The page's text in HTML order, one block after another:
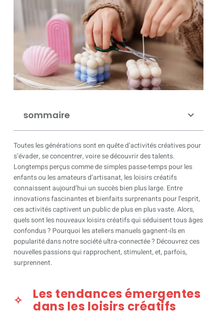
sommaire
Toutes les générations sont en quête d’activités créatives pour
s’évader, se concentrer, voire se découvrir des talents.
Longtemps perçus comme de simples passe-temps pour les
enfants ou les amateurs d’artisanat, les loisirs créatifs
connaissent aujourd’hui un succès bien plus large. Entre
innovations fascinantes et bienfaits surprenants pour l’esprit,
ces activités captivent un public de plus en plus vaste. Alors,
quels sont les nouveaux loisirs créatifs qui séduisent tous âges
confondus ? Pourquoi les ateliers manuels gagnent-ils en
popularité dans notre société ultra-connectée ? Découvrez ces
nouvelles passions qui rapprochent, stimulent, et, parfois,
surprennent.
Les tendances émergentes
dans les loisirs créatifs